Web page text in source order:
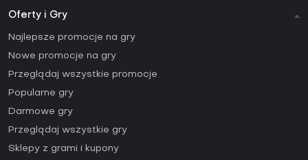
Oferty i Gry
Najlepsze promocje na gry
Nowe promocje na gry
Przeglądaj wszystkie promocje
Popularne gry
Darmowe gry
Przeglądaj wszystkie gry
Sklepy z grami i kupony